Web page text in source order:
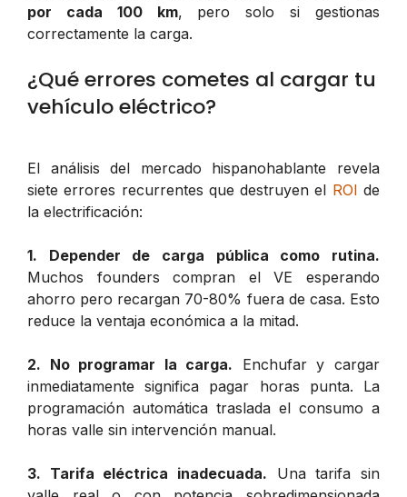
por cada 100 km, pero solo si gestionas
correctamente la carga.
¿Qué errores cometes al cargar tu
vehículo eléctrico?
El análisis del mercado hispanohablante revela
siete errores recurrentes que destruyen el ROI de
la electrificación:
1. Depender de carga pública como rutina.
Muchos founders compran el VE esperando
ahorro pero recargan 70-80% fuera de casa. Esto
reduce la ventaja económica a la mitad.
2. No programar la carga. Enchufar y cargar
inmediatamente significa pagar horas punta. La
programación automática traslada el consumo a
horas valle sin intervención manual.
3. Tarifa eléctrica inadecuada. Una tarifa sin